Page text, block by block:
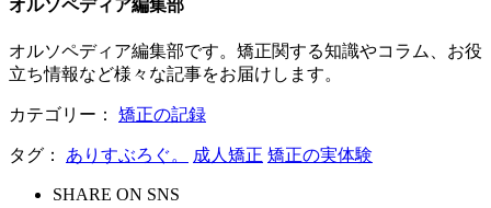
オルソペディア編集部
オルソペディア編集部です。矯正関する知識やコラム、お役
立ち情報など様々な記事をお届けします。
カテゴリー： 矯正の記録
タグ： ありすぶろぐ。 成人矯正 矯正の実体験
SHARE ON SNS